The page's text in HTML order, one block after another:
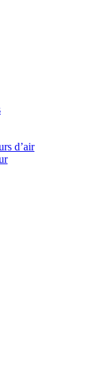
d’air